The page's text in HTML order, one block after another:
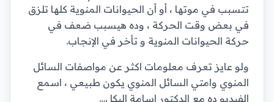
تتسبب في موتها ، أو أن الحيوانات المنوية كلها تلزق
في بعض وقت الحركة ، وده هيسبب ضعف في
حركة الحيوانات المنوية و تأخر في الإنجاب.
ولو عايز تعرف معلومات اكثر عن مواصفات السائل
المنوي وامتي السائل المنوي يكون طبيعي ، اسمع
الفيديو ده مع الدكتور اسامة البكل…